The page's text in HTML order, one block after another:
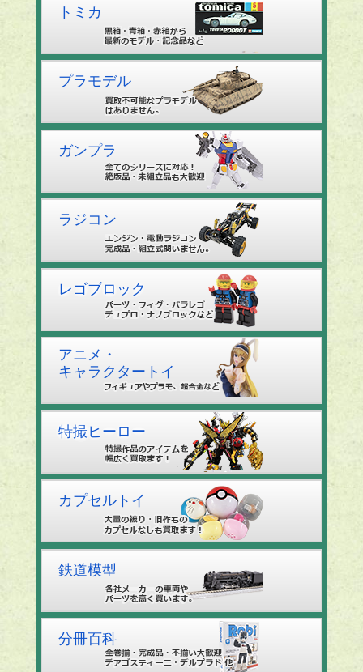
トミカ
プラモデル
ガンプラ
ラジコン
レゴブロック
アニメ・
キャラクタートイ
特撮ヒーロー
カプセルトイ
鉄道模型
分冊百科